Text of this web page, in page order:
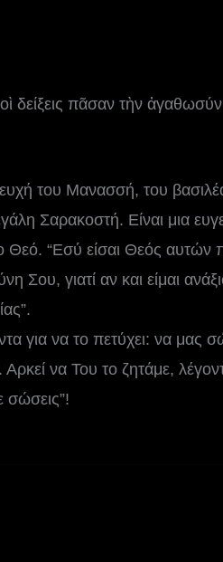
δείξεις πᾶσαν τὴν
του Μανασσή, του βασιλέα
Σαρακοστή. Είναι μια
“Εσύ είσαι Θεός αυτών
Σου, γιατί αν και είμαι
για να το πετύχει: να μας
να Του το ζητάμε,
σώσεις”!